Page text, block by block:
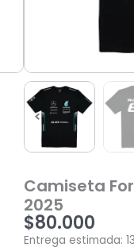
Camiseta
2025
$80.000
Entrega estimada: